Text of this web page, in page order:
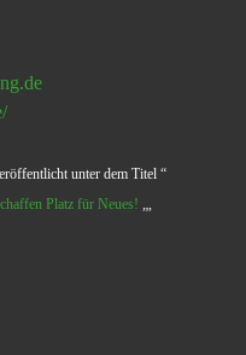
unter dem Titel “
Platz für Neues! „,